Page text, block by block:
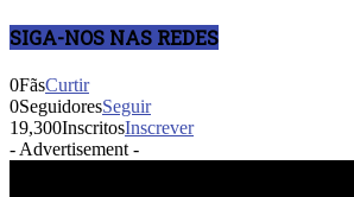
SIGA-NOS NAS REDES
0FãsCurtir
0SeguidoresSeguir
19,300InscritosInscrever
- Advertisement -